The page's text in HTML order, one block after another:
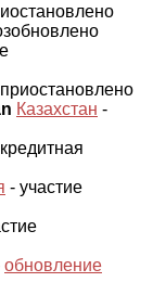
Казахстан -
- участие
обновление